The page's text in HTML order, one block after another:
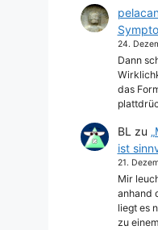
24.
Dann
das
BL zu
ist
21.
Mir
anhand
liegt es
zu